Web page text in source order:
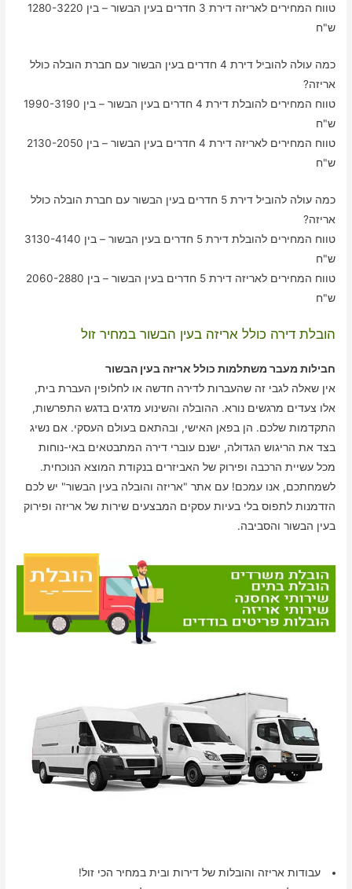
טווח המחירים לאריזה דירת 3 חדרים בעין הבשור – בין 1280-3220
ש"ח
כמה עולה להוביל דירת 4 חדרים בעין הבשור עם חברת הובלה כולל
אריזה?
טווח המחירים להובלת דירת 4 חדרים בעין הבשור – בין 1990-3190
ש"ח
טווח המחירים לאריזה דירת 4 חדרים בעין הבשור – בין 2130-2050
ש"ח
כמה עולה להוביל דירת 5 חדרים בעין הבשור עם חברת הובלה כולל
אריזה?
טווח המחירים להובלת דירת 5 חדרים בעין הבשור – בין 3130-4140
ש"ח
טווח המחירים לאריזה דירת 5 חדרים בעין הבשור – בין 2060-2880
ש"ח
הובלת דירה כולל אריזה בעין הבשור במחיר זול
חבילות מעבר משתלמות כולל אריזה בעין הבשור
אין שאלה לגבי זה שהעברות לדירה חדשה או לחלופין העברת בית,
אלו צעדים מרגשים נורא. ההובלה והשינוע מדגים בדגש התפרשות,
התקדמות שלכם. הן בפאן האישי, ובהתאם בעולם העסקי. אם נשיג
בצד את הריגוש הגדולה, ישנם עוברי דירה המתבטאים באי-נוחות
מכל עשיית הרכבה ופירוק של האביזרים בנקודת המוצא הנוכחית.
לשמחתכם, אנו עמכם! עם אתר "אריזה והובלה בעין הבשור" יש לכם
הזדמנות לתפוס בלי בעיות עסקים המבצעים שירות של אריזה ופירוק
בעין הבשור והסביבה.
עבודות אריזה והובלות של דירות ובית במחיר הכי זול!